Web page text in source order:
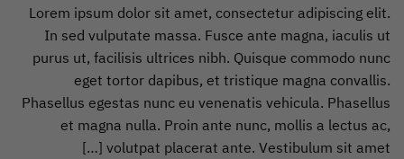
Lorem ipsum dolor sit amet, consectetur adipiscing elit.
In sed vulputate massa. Fusce ante magna, iaculis ut
purus ut, facilisis ultrices nibh. Quisque commodo nunc
eget tortor dapibus, et tristique magna convallis.
Phasellus egestas nunc eu venenatis vehicula. Phasellus
et magna nulla. Proin ante nunc, mollis a lectus ac,
volutpat placerat ante. Vestibulum sit amet […]